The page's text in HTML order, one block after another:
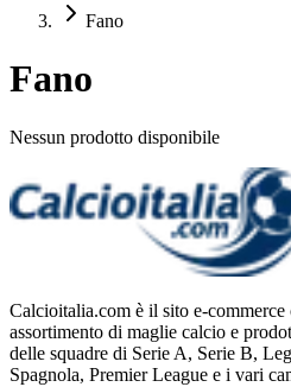
Fano
Fano
Nessun prodotto disponibile
Calcioitalia.com è il sito e-
assortimento di maglie calcio e
delle squadre di Serie A, Serie B,
Spagnola, Premier League e i vari